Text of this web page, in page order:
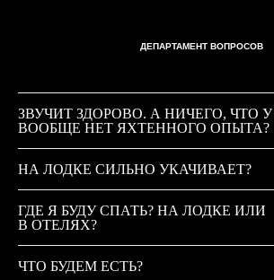
ДЕПАРТАМЕНТ ВОПРОСОВ
ЗВУЧИТ ЗДОРОВО. А НИЧЕГО, ЧТО
ВООБЩЕ НЕТ ЯХТЕННОГО ОПЫТА?
НА ЛОДКЕ СИЛЬНО УКАЧИВАЕТ?
ГДЕ Я БУДУ СПАТЬ? НА ЛОДКЕ ИЛИ
В ОТЕЛЯХ?
ЧТО БУДЕМ ЕСТЬ?